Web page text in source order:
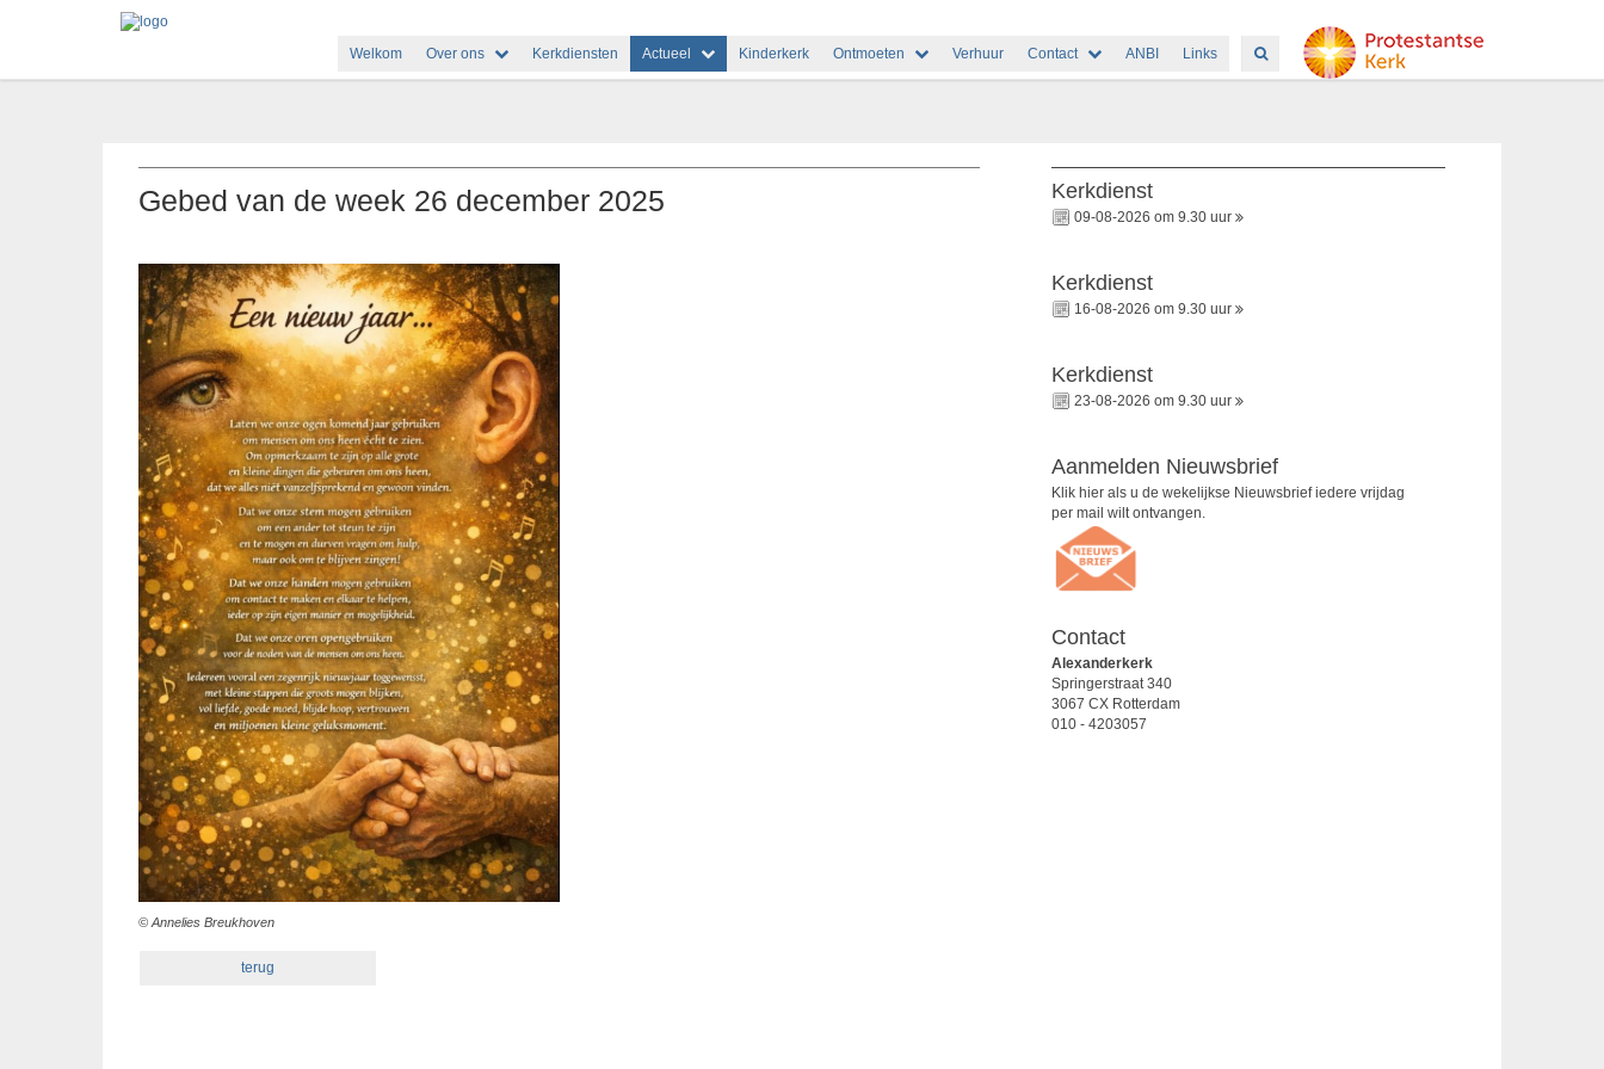
Welkom Over ons Kerkdiensten Actueel Kinderkerk Ontmoeten Verhuur Contact ANBI Links
Gebed van de week 26 december 2025
© Annelies Breukhoven
terug
Kerkdienst
09-08-2026 om 9.30 uur
Kerkdienst
16-08-2026 om 9.30 uur
Kerkdienst
23-08-2026 om 9.30 uur
Aanmelden Nieuwsbrief
Klik hier als u de wekelijkse Nieuwsbrief iedere vrijdag
per mail wilt ontvangen.
Contact
Alexanderkerk
Springerstraat 340
3067 CX Rotterdam
010 - 4203057